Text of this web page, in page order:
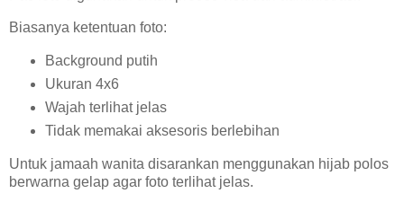
Biasanya ketentuan foto:
Background putih
Ukuran 4x6
Wajah terlihat jelas
Tidak memakai aksesoris berlebihan
Untuk jamaah wanita disarankan menggunakan hijab polos
berwarna gelap agar foto terlihat jelas.